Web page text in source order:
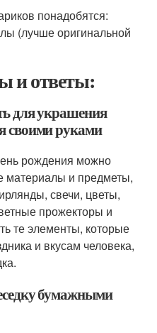
понадобятся:
(лучше оригинальной
и ответы:
для украшения
своими руками
рождения можно
материалы и предметы,
свечи, цветы,
прожекторы и
те элементы, которые
и вкусам человека,
бумажными